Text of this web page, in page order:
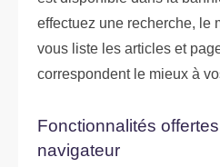
effectuez une recherche, le
vous liste les articles et
correspondent le mieux à
Fonctionnalités
navigateur